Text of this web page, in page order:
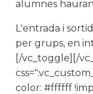
alumnes
L'entrada i
per grups, en
[/vc_toggle][/
color: #ffffff